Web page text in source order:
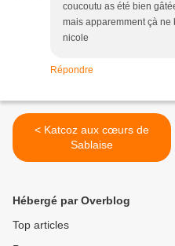
coucoutu as été bien
mais apparemment çà
nicole
Répondre
< Katcoz aux cœurs de
Sablaise
Hébergé par Overblog
Top articles